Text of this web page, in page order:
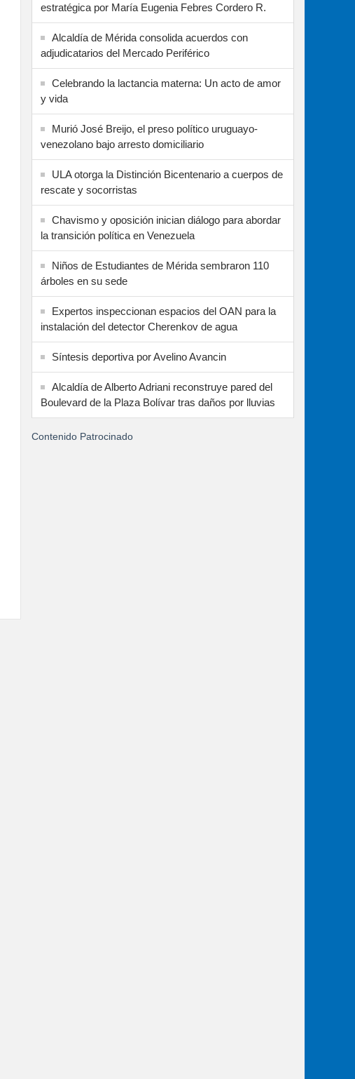
estratégica por María Eugenia Febres Cordero R.
Alcaldía de Mérida consolida acuerdos con
adjudicatarios del Mercado Periférico
Celebrando la lactancia materna: Un acto de amor
y vida
Murió José Breijo, el preso político uruguayo-
venezolano bajo arresto domiciliario
ULA otorga la Distinción Bicentenario a cuerpos de
rescate y socorristas
Chavismo y oposición inician diálogo para abordar
la transición política en Venezuela
Niños de Estudiantes de Mérida sembraron 110
árboles en su sede
Expertos inspeccionan espacios del OAN para la
instalación del detector Cherenkov de agua
Síntesis deportiva por Avelino Avancin
Alcaldía de Alberto Adriani reconstruye pared del
Boulevard de la Plaza Bolívar tras daños por lluvias
Contenido Patrocinado